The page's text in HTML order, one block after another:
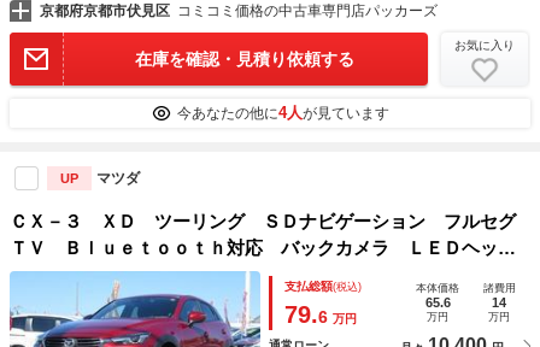
京都府京都市伏見区 コミコミ価格の中古車専門店パッカーズ
在庫を確認・見積り依頼する
お気に入り
今あなたの他に4人が見ています
UP マツダ
ＣＸ－３ ＸＤ ツーリング ＳＤナビゲーション フルセグ
ＴＶ Ｂｌｕｅｔｏｏｔｈ対応 バックカメラ ＬＥＤヘッド
ライト クルーズコントロール 衝突安全ボディ アイドリン
グストップ スマートキー 衝突軽減ブレーキ
支払総額(税込)
79.6 万円
本体価格
65.6
万円
諸費用
14
万円